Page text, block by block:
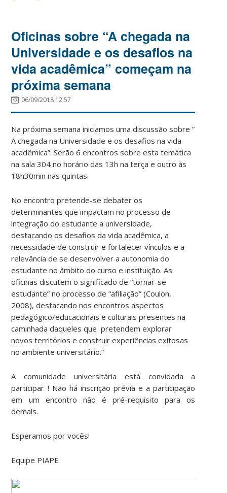
Oficinas sobre “A chegada na
Universidade e os desafios na
vida acadêmica” começam na
próxima semana
06/09/2018 12:57
Na próxima semana iniciamos uma discussão sobre ”
A chegada na Universidade e os desafios na vida
acadêmica”. Serão 6 encontros sobre esta temática
na sala 304 no horário das 13h na terça e outro às
18h30min nas quintas.
No encontro pretende-se debater os
determinantes que impactam no processo de
integração do estudante a universidade,
destacando os desafios da vida acadêmica, a
necessidade de construir e fortalecer vínculos e a
relevância de se desenvolver a autonomia do
estudante no âmbito do curso e instituição. As
oficinas discutem o significado de “tornar-se
estudante” no processo de “afiliação” (Coulon,
2008), destacando nos encontros aspectos
pedagógico/educacionais e culturais presentes na
caminhada daqueles que pretendem explorar
novos territórios e construir experiências exitosas
no ambiente universitário.”
A comunidade universitária está convidada a
participar ! Não há inscrição prévia e a participação
em um encontro não é pré-requisito para os
demais.
Esperamos por vocês!
Equipe PIAPE